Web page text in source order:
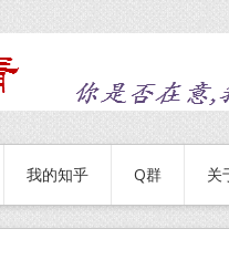
我的知乎 Q群 关